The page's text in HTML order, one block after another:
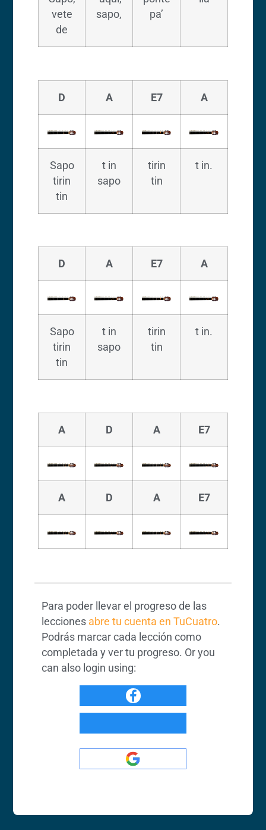
vete
de
sapo,
pa’
D A E7 A
Sapo
tirin
tin
t in
sapo
tirin
tin
t in.
D A E7 A
Sapo
tirin
tin
t in
sapo
tirin
tin
t in.
A D A E7
A D A E7
Para poder llevar el progreso de las
lecciones abre tu cuenta en TuCuatro.
Podrás marcar cada lección como
completada y ver tu progreso. Or you
can also login using: